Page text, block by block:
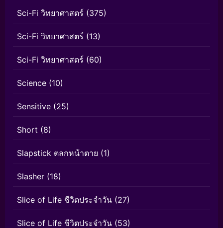
Sci-Fi วิทยาศาสตร์ (375)
Sci-Fi วิทยาศาสตร์ (13)
Sci-Fi วิทยาศาสตร์ (60)
Science (10)
Sensitive (25)
Short (8)
Slapstick ตลกหน้าตาย (1)
Slasher (18)
Slice of Life ชีวิตประจำวัน (27)
Slice of Life ชีวิตประจำวัน (53)